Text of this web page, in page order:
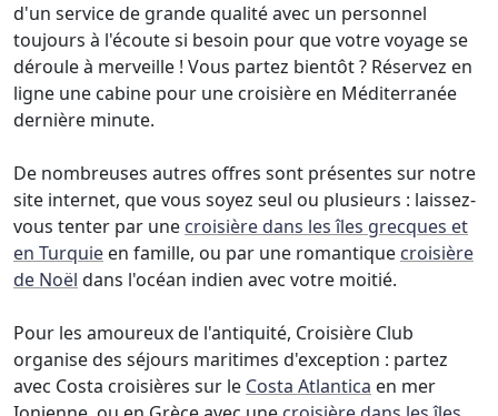
d'un service de grande qualité avec un personnel
toujours à l'écoute si besoin pour que votre voyage se
déroule à merveille ! Vous partez bientôt ? Réservez en
ligne une cabine pour une croisière en Méditerranée
dernière minute.
De nombreuses autres offres sont présentes sur notre
site internet, que vous soyez seul ou plusieurs : laissez-
vous tenter par une croisière dans les îles grecques et
en Turquie en famille, ou par une romantique croisière
de Noël dans l'océan indien avec votre moitié.
Pour les amoureux de l'antiquité, Croisière Club
organise des séjours maritimes d'exception : partez
avec Costa croisières sur le Costa Atlantica en mer